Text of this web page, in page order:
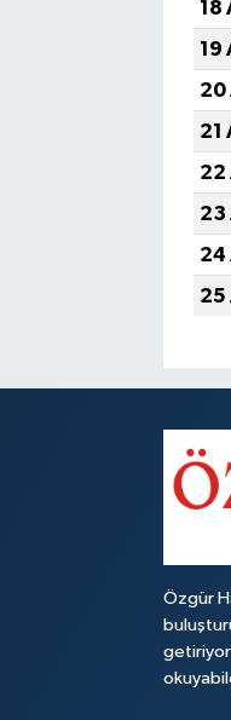
18
19
20
21
22
23
24
25
Özgür